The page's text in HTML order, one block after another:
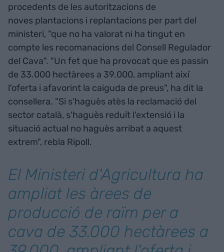
procedents de les autoritzacions de
noves plantacions i replantacions per part del
ministeri, "que no ha valorat ni ha tingut en
compte les recomanacions del Consell Regulador
del Cava". "Un fet que ha provocat que es passin
de 33.000 hectàrees a 39.000, ampliant així
l'oferta i afavorint la caiguda de preus", ha dit la
consellera. "Si s'haguès atès la reclamació del
sector català, s'haguès reduït l'extensió i la
situació actual no haguès arribat a aquest
extrem", rebla Ripoll.
El Ministeri d'Agricultura ha
ampliat les àrees de
producció de raïm per a
cava de 33.000 hectàrees a